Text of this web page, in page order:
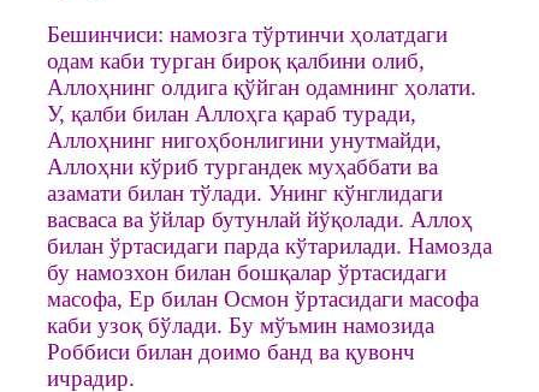
Бешинчиси: намозга тўртинчи ҳолатдаги
одам каби турган бироқ қалбини олиб,
Аллоҳнинг олдига қўйган одамнинг ҳолати.
У, қалби билан Аллоҳга қараб туради,
Аллоҳнинг нигоҳбонлигини унутмайди,
Аллоҳни кўриб тургандек муҳаббати ва
азамати билан тўлади. Унинг кўнглидаги
васваса ва ўйлар бутунлай йўқолади. Аллоҳ
билан ўртасидаги парда кўтарилади. Намозда
бу намозхон билан бошқалар ўртасидаги
масофа, Ер билан Осмон ўртасидаги масофа
каби узоқ бўлади. Бу мўъмин намозида
Роббиси билан доимо банд ва қувонч
ичрадир.